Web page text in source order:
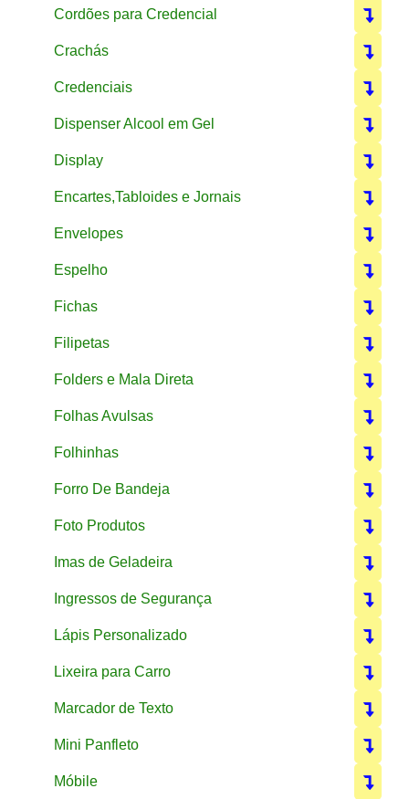
Cordões para Credencial
Crachás
Credenciais
Dispenser Alcool em Gel
Display
Encartes,Tabloides e Jornais
Envelopes
Espelho
Fichas
Filipetas
Folders e Mala Direta
Folhas Avulsas
Folhinhas
Forro De Bandeja
Foto Produtos
Imas de Geladeira
Ingressos de Segurança
Lápis Personalizado
Lixeira para Carro
Marcador de Texto
Mini Panfleto
Móbile